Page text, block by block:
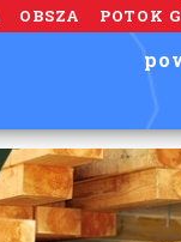
OBSZA POTOK